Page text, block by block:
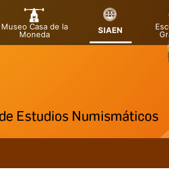
Museo Casa de la
Moneda
SIAEN